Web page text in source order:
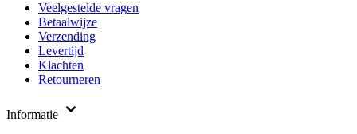
Veelgestelde vragen
Betaalwijze
Verzending
Levertijd
Klachten
Retourneren
Informatie